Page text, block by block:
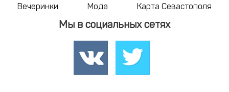
Вечеринки
Мода Карта Севастополя
Мы в социальных сетях